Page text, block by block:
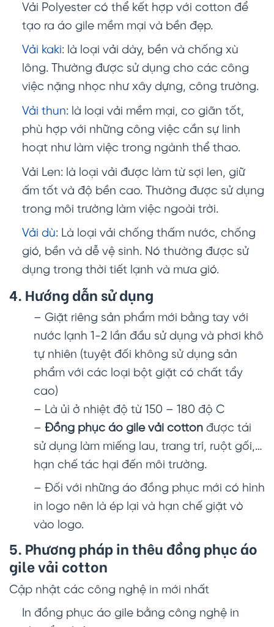
Vải Polyester có thể kết hợp với cotton để
tạo ra áo gile mềm mại và bền đẹp.
Vải kaki: là loại vải dày, bền và chống xù
lông. Thường được sử dụng cho các công
việc nặng nhọc như xây dựng, công trường.
Vải thun: là loại vải mềm mại, co giãn tốt,
phù hợp với những công việc cần sự linh
hoạt như làm việc trong ngành thể thao.
Vải Len: là loại vải được làm từ sợi len, giữ
ấm tốt và độ bền cao. Thường được sử dụng
trong môi trường làm việc ngoài trời.
Vải dù: Là loại vải chống thấm nước, chống
gió, bền và dễ vệ sinh. Nó thường được sử
dụng trong thời tiết lạnh và mưa gió.
4. Hướng dẫn sử dụng
– Giặt riêng sản phẩm mới bằng tay với
nước lạnh 1-2 lần đầu sử dụng và phơi khô
tự nhiên (tuyệt đối không sử dụng sản
phẩm với các loại bột giặt có chất tẩy
cao)
– Là ủi ở nhiệt độ từ 150 – 180 độ C
– Đồng phục áo gile vải cotton được tái
sử dụng làm miếng lau, trang trí, ruột gối,…
hạn chế tác hại đến môi trường.
– Đối với những áo đồng phục mới có hình
in logo nên là ép lại và hạn chế giặt vò
vào logo.
5. Phương pháp in thêu đồng phục áo
gile vải cotton
Cập nhật các công nghệ in mới nhất
In đồng phục áo gile bằng công nghệ in